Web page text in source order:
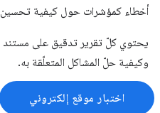
أخطاء كمؤشرات حول كيفية
يحتوي كلّ تقرير تدقيق على
وكيفية حلّ المشاكل المتعلّقة به.
اختبار موقع إلكتروني